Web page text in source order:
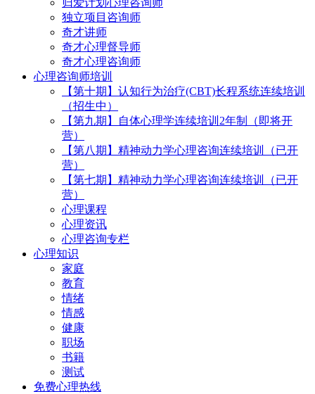
归爱计划心理咨询师
独立项目咨询师
奇才讲师
奇才心理督导师
奇才心理咨询师
心理咨询师培训
【第十期】认知行为治疗(CBT)长程系统连续培训
（招生中）
【第九期】自体心理学连续培训2年制（即将开
营）
【第八期】精神动力学心理咨询连续培训（已开
营）
【第七期】精神动力学心理咨询连续培训（已开
营）
心理课程
心理资讯
心理咨询专栏
心理知识
家庭
教育
情绪
情感
健康
职场
书籍
测试
免费心理热线